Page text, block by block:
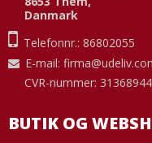
Danmark
Telefonnr.: 86802055
E-mail:
CVR-nummer: 31368944
BUTIK OG